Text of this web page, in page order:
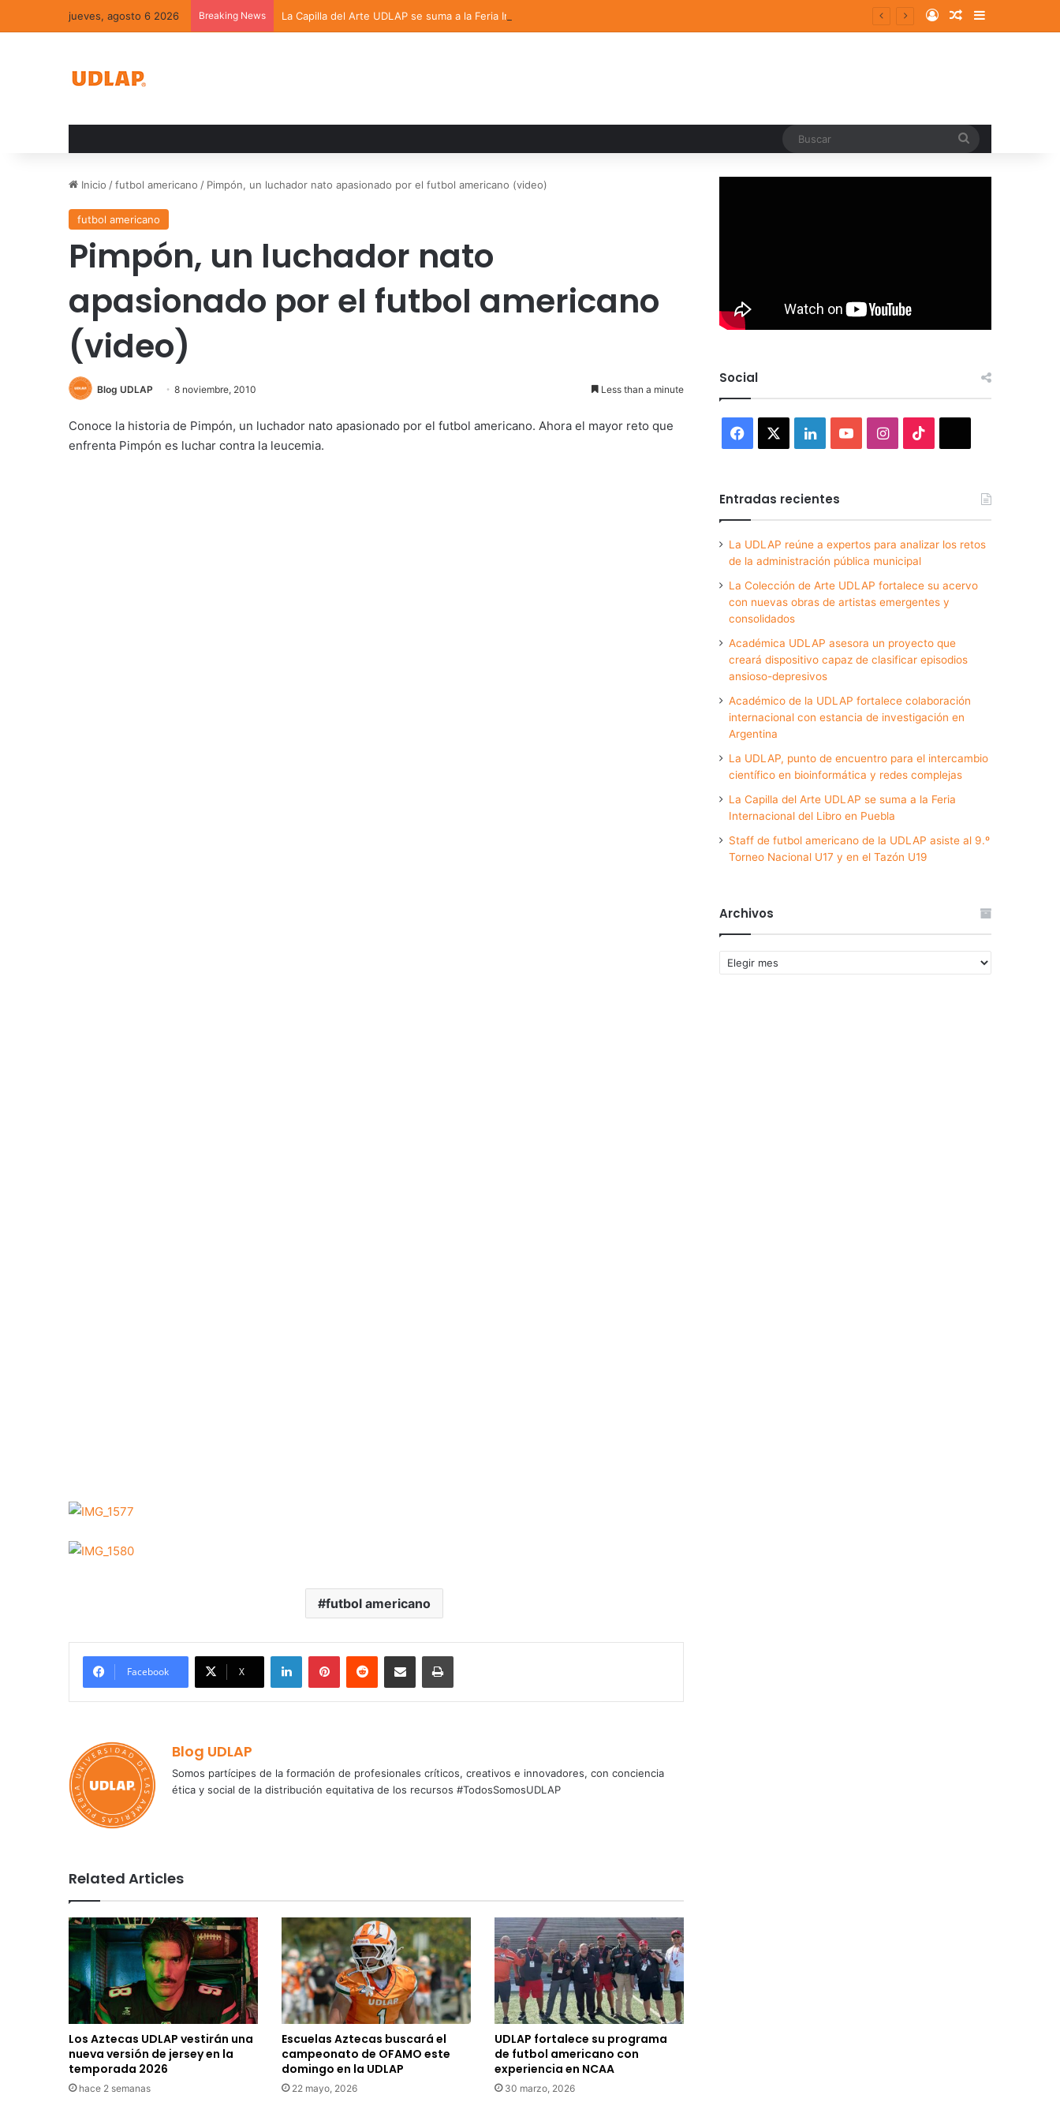
jueves, agosto 6 2026 Breaking News La Capilla del Arte UDLAP se suma a la Feria Internacional del Libro en Puebla Log InRandom Article
Sidebar
Inicio /futbol americano / Pimpón, un luchador nato apasionado por el futbol americano (video)
futbol americano
Pimpón, un luchador nato
apasionado por el futbol americano
(video)
Blog UDLAP 8 noviembre, 2010 Less than a minute
Conoce la historia de Pimpón, un luchador nato apasionado por el futbol americano. Ahora el mayor reto que
enfrenta Pimpón es luchar contra la leucemia.
futbol americano
Facebook X
LinkedInPinterestReddit Share via Email Print
Blog UDLAP
Somos partícipes de la formación de profesionales críticos, creativos e innovadores, con conciencia
ética y social de la distribución equitativa de los recursos #TodosSomosUDLAP
Related Articles
Los Aztecas UDLAP vestirán una
nueva versión de jersey en la
temporada 2026
hace 2 semanas
Escuelas Aztecas buscará el
campeonato de OFAMO este
domingo en la UDLAP
22 mayo, 2026
UDLAP fortalece su programa
de futbol americano con
experiencia en NCAA
30 marzo, 2026
Social
Facebook LinkedInYouTubeInstagram
Entradas recientes
La UDLAP reúne a expertos para analizar los retos
de la administración pública municipal
La Colección de Arte UDLAP fortalece su acervo
con nuevas obras de artistas emergentes y
consolidados
Académica UDLAP asesora un proyecto que
creará dispositivo capaz de clasificar episodios
ansioso-depresivos
Académico de la UDLAP fortalece colaboración
internacional con estancia de investigación en
Argentina
La UDLAP, punto de encuentro para el intercambio
científico en bioinformática y redes complejas
La Capilla del Arte UDLAP se suma a la Feria
Internacional del Libro en Puebla
Staff de futbol americano de la UDLAP asiste al 9.º
Torneo Nacional U17 y en el Tazón U19
Archivos
Archivos